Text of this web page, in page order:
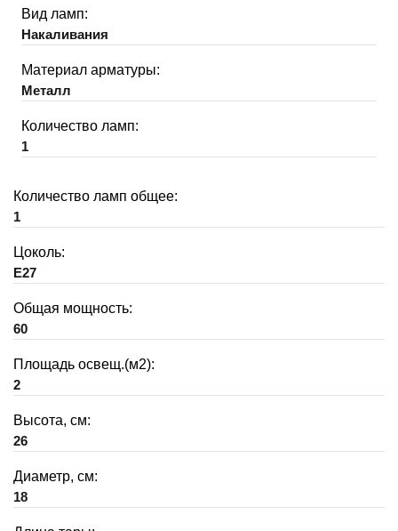
Вид ламп:
Накаливания
Материал арматуры:
Металл
Количество ламп:
1
Количество ламп общее:
1
Цоколь:
E27
Общая мощность:
60
Площадь освещ.(м2):
2
Высота, см:
26
Диаметр, см:
18